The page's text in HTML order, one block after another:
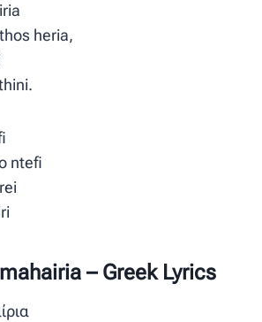
heria,
ntefi
– Greek Lyrics